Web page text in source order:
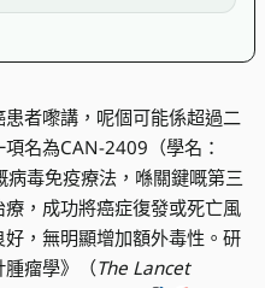
者嚟講，呢個可能係超過二
名為CAN-2409（學名：
毒免疫療法，喺關鍵嘅第三
，成功將癌症復發或死亡風
，無明顯增加額外毒性。研
腫瘤學》（The Lancet